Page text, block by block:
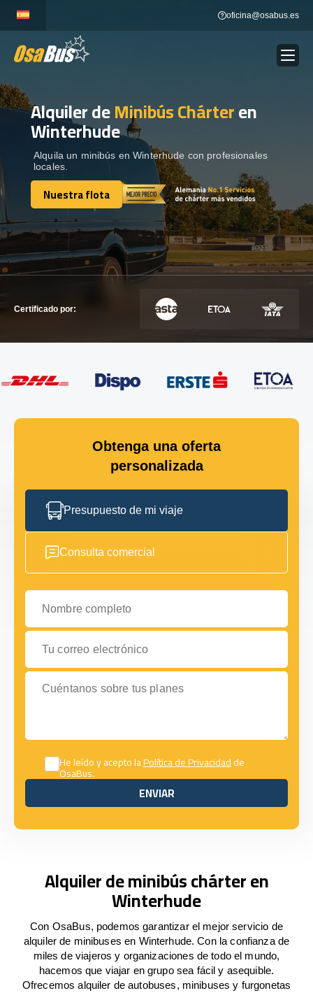
content
oficina@osabus.es
ALQUILER DE AUTOCARES Show dropdown
DESTINOS
RECORRIDAS Show dropdown
Alquiler deMinibús Chárteren
Winterhude
Alquila un minibús en Winterhude con profesionales
locales.
Nuestra flota
Nuestra flota
Certificado por:
Obtenga una oferta
personalizada
Presupuesto de mi viaje
Consulta comercial
Nombre completo
Tu correo electrónico
Cuéntanos sobre tus planes
He leído y acepto laPolítica de Privacidadde
OsaBus.
ENVIAR
ENVIAR
Alquiler de minibús chárter en
Winterhude
Con OsaBus, podemos garantizar el mejor servicio de
alquiler de minibuses en Winterhude. Con la confianza de
miles de viajeros y organizaciones de todo el mundo,
hacemos que viajar en grupo sea fácil y asequible.
Ofrecemos alquiler de autobuses, minibuses y furgonetas